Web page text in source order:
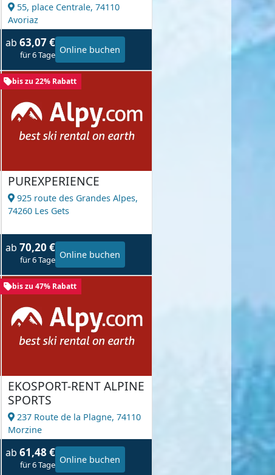
55, place Centrale, 74110
Avoriaz
ab 63,07 €
für 6 Tage Online buchen
bis zu 22% Rabatt
PUREXPERIENCE
925 route des Grandes Alpes,
74260 Les Gets
ab 70,20 €
für 6 Tage Online buchen
bis zu 47% Rabatt
EKOSPORT-RENT ALPINE
SPORTS
237 Route de la Plagne, 74110
Morzine
ab 61,48 €
für 6 Tage Online buchen